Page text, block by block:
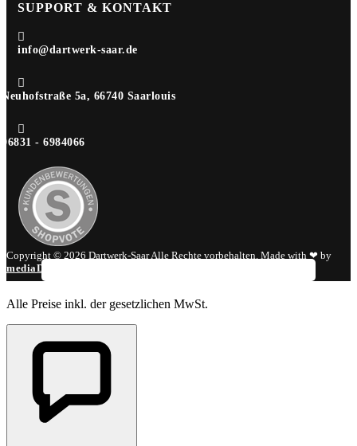
SUPPORT & KONTAKT

info@dartwerk-saar.de

Neuhofstraße 5a, 66740 Saarlouis

06831 - 6984066
Copyright © 2026 Dartwerk-Saar Alle Rechte vorbehalten. Made with ❤ by
mediaDIV
Alle Preise inkl. der gesetzlichen MwSt.